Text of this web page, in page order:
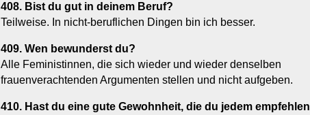
408. Bist du gut in deinem Beruf?
Teilweise. In nicht-beruflichen Dingen bin ich besser.
409. Wen bewunderst du?
Alle Feministinnen, die sich wieder und wieder denselben
frauenverachtenden Argumenten stellen und nicht aufgeben.
410. Hast du eine gute Gewohnheit, die du jedem empfehlen